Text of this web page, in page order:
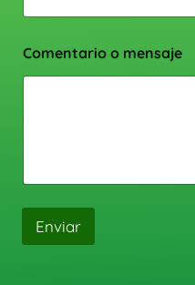
Comentario o mensaje
Enviar